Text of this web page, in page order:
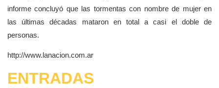
informe concluyó que las tormentas con nombre de mujer en
las últimas décadas mataron en total a casi el doble de
personas.
http://www.lanacion.com.ar
ENTRADAS